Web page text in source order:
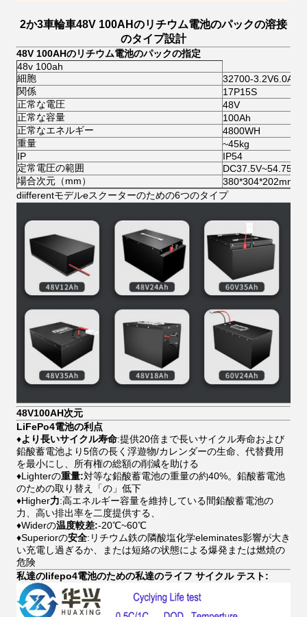
2か3車輪車48V 100AHのリチウム電池のパックの溶接
のタイプ設計
48V 100AHのリチウム電池のパックの指定
48v 100ah
細胞
32700-3.2V6.0Ah
関係
17P15S
正常な電圧
48V
正常な容量
100Ah
正常なエネルギー
4800WH
重量
~45kg
IP
IP54
定常電圧の範囲
DC37.5V~54.75V
場合次元（mm）
380*304*202mm
diifferentモデルeスクーターのための6つのタイプ
48V100AH次元
LiFePo4電池の利点
♦より長いサイクル寿命:提供20倍まで長いサイクル寿命および
鉛酸蓄電池より5倍の長く浮遊物/カレンダーの生命、代替費用
を最小にし、所有権の総額の削減を助ける
♦Lighterの重量:対等な鉛酸蓄電池の重量の約40%。鉛酸蓄電池
のための取り替え「の」低下
♦Higher力:高エネルギー容量を維持している間鉛酸蓄電池の
力、高い排出率を二度提供する、
♦Widerの温度較差:-20℃~60℃
♦Superiorの安全:リチウム鉄の隣酸塩化学eleminates影響が大き
い充電し過ぎるか、または短絡の状態による爆発または燃焼の
危険
私達のlifepo4電池のための私達のライフ サイクル テスト: